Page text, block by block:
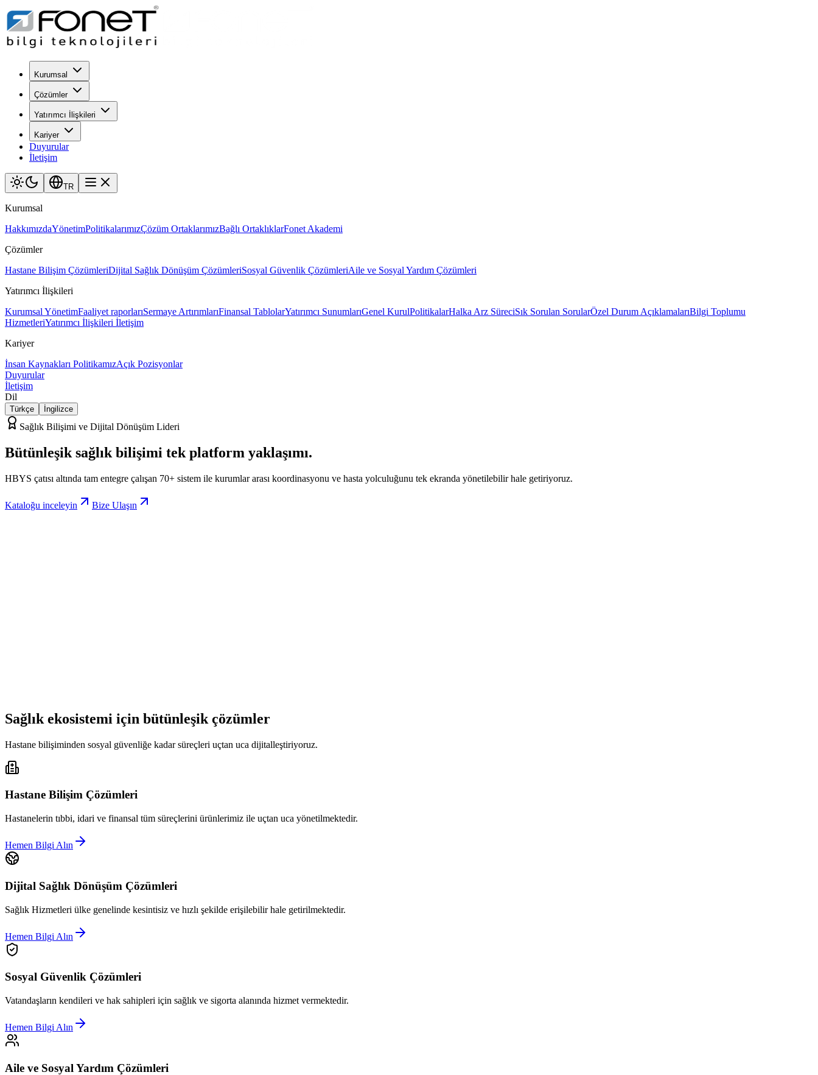
Kurumsal
Çözümler
Yatırımcı İlişkileri
Kariyer
Duyurular
İletişim
TR
Kurumsal
HakkımızdaYönetimPolitikalarımızÇözüm OrtaklarımızBağlı OrtaklıklarFonet Akademi
Çözümler
Hastane Bilişim ÇözümleriDijital Sağlık Dönüşüm ÇözümleriSosyal Güvenlik ÇözümleriAile ve Sosyal Yardım Çözümleri
Yatırımcı İlişkileri
Kurumsal YönetimFaaliyet raporlarıSermaye ArtırımlarıFinansal TablolarYatırımcı SunumlarıGenel KurulPolitikalarHalka Arz SüreciSık Sorulan SorularÖzel Durum AçıklamalarıBilgi Toplumu
HizmetleriYatırımcı İlişkileri İletişim
Kariyer
İnsan Kaynakları PolitikamızAçık Pozisyonlar
Duyurular
İletişim
Dil
Türkçe İngilizce
Sağlık Bilişimi ve Dijital Dönüşüm Lideri
Bütünleşik sağlık bilişimi tek platform yaklaşımı.
HBYS çatısı altında tam entegre çalışan 70+ sistem ile kurumlar arası koordinasyonu ve hasta yolculuğunu tek ekranda yönetilebilir hale getiriyoruz.
Kataloğu inceleyin Bize Ulaşın
Sağlık ekosistemi için bütünleşik çözümler
Hastane bilişiminden sosyal güvenliğe kadar süreçleri uçtan uca dijitalleştiriyoruz.
Hastane Bilişim Çözümleri
Hastanelerin tıbbi, idari ve finansal tüm süreçlerini ürünlerimiz ile uçtan uca yönetilmektedir.
Hemen Bilgi Alın
Dijital Sağlık Dönüşüm Çözümleri
Sağlık Hizmetleri ülke genelinde kesintisiz ve hızlı şekilde erişilebilir hale getirilmektedir.
Hemen Bilgi Alın
Sosyal Güvenlik Çözümleri
Vatandaşların kendileri ve hak sahipleri için sağlık ve sigorta alanında hizmet vermektedir.
Hemen Bilgi Alın
Aile ve Sosyal Yardım Çözümleri